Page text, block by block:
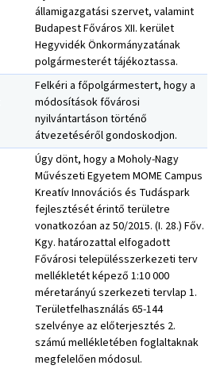
államigazgatási szervet, valamint
Budapest Főváros XII. kerület
Hegyvidék Önkormányzatának
polgármesterét tájékoztassa.
Felkéri a főpolgármestert, hogy a
módosítások fővárosi
nyilvántartáson történő
átvezetéséről gondoskodjon.
Úgy dönt, hogy a Moholy-Nagy
Művészeti Egyetem MOME Campus
Kreatív Innovációs és Tudáspark
fejlesztését érintő területre
vonatkozóan az 50/2015. (I. 28.) Főv.
Kgy. határozattal elfogadott
Fővárosi településszerkezeti terv
mellékletét képező 1:10 000
méretarányú szerkezeti tervlap 1.
Területfelhasználás 65-144
szelvénye az előterjesztés 2.
számú mellékletében foglaltaknak
megfelelően módosul.